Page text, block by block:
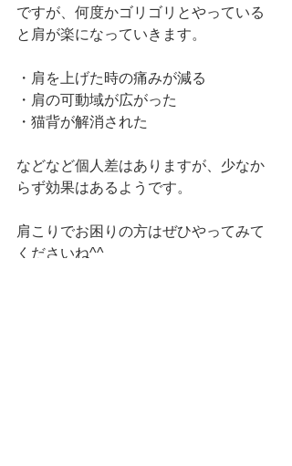
ですが、何度かゴリゴリとやっている
と肩が楽になっていきます。
・肩を上げた時の痛みが減る
・肩の可動域が広がった
・猫背が解消された
などなど個人差はありますが、少なか
らず効果はあるようです。
肩こりでお困りの方はぜひやってみて
くださいね^^